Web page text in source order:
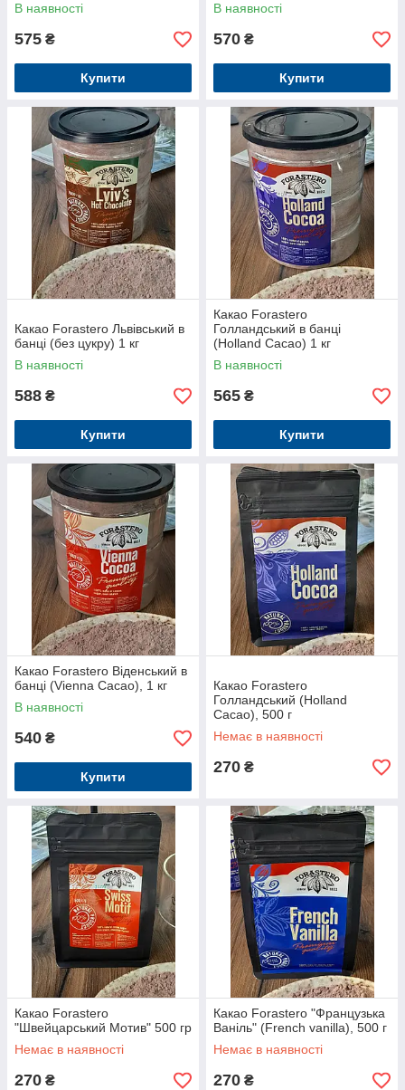
В наявності
575 ₴
Купити
В наявності
570 ₴
Купити
Какао Forastero Львівський в
банці (без цукру) 1 кг
В наявності
588 ₴
Купити
Какао Forastero
Голландський в банці
(Holland Cacao) 1 кг
В наявності
565 ₴
Купити
Какао Forastero Віденський в
банці (Vienna Cacao), 1 кг
В наявності
540 ₴
Купити
Какао Forastero
Голландський (Holland
Cacao), 500 г
Немає в наявності
270 ₴
Какао Forastero
"Швейцарський Мотив" 500 гр
Немає в наявності
270 ₴
Какао Forastero "Французька
Ваніль" (French vanilla), 500 г
Немає в наявності
270 ₴